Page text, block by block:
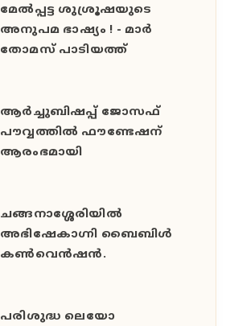
മേൽപ്പട്ട ശുശ്രൂഷയുടെ
അനുപമ ഭാഷ്യം ! - മാർ
തോമസ് പാടിയത്ത്
ആർച്ചുബിഷപ്പ് ജോസഫ്
പൗവ്വത്തിൽ ഫൗണ്ടേഷന്
ആരംഭമായി
ചങ്ങനാശ്ശേരിയിൽ
അഭിഷേകാഗ്നി ബൈബിൾ
കൺവെൻഷൻ.
പരിശുദ്ധ ലെയോ